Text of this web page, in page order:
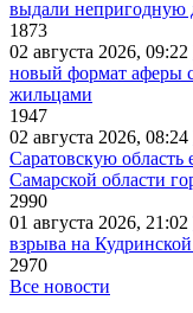
выдали непригодную
1873
02 августа 2026, 09:22
новый формат аферы
жильцами
1947
02 августа 2026, 08:24
Саратовскую область
Самарской области
2990
01 августа 2026, 21:02
взрыва на
2970
Все новости